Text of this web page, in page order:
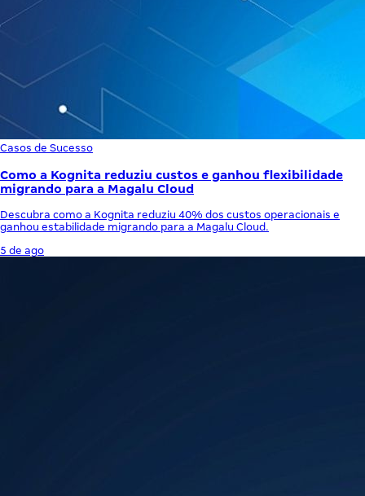
Casos de Sucesso
Como a Kognita reduziu custos e ganhou flexibilidade
migrando para a Magalu Cloud
Descubra como a Kognita reduziu 40% dos custos operacionais e
ganhou estabilidade migrando para a Magalu Cloud.
5 de ago